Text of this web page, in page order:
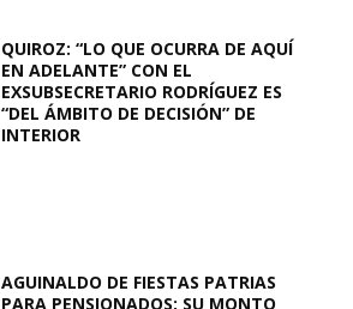
QUIROZ: “LO QUE OCURRA DE AQUÍ
EN ADELANTE” CON EL
EXSUBSECRETARIO RODRÍGUEZ ES
“DEL ÁMBITO DE DECISIÓN” DE
INTERIOR
AGUINALDO DE FIESTAS PATRIAS
PARA PENSIONADOS: SU MONTO